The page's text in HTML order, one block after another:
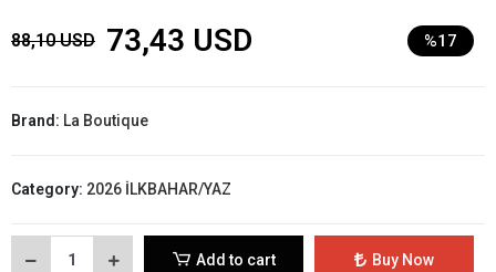
88,10 USD 73,43 USD %17
Brand: La Boutique
Category: 2026 İLKBAHAR/YAZ
Add to cart Buy Now